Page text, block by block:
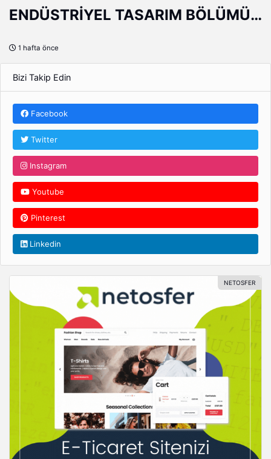
ENDÜSTRİYEL TASARIM BÖLÜMÜ
1 hafta önce
Bizi Takip Edin
Facebook
Twitter
Instagram
Youtube
Pinterest
Linkedin